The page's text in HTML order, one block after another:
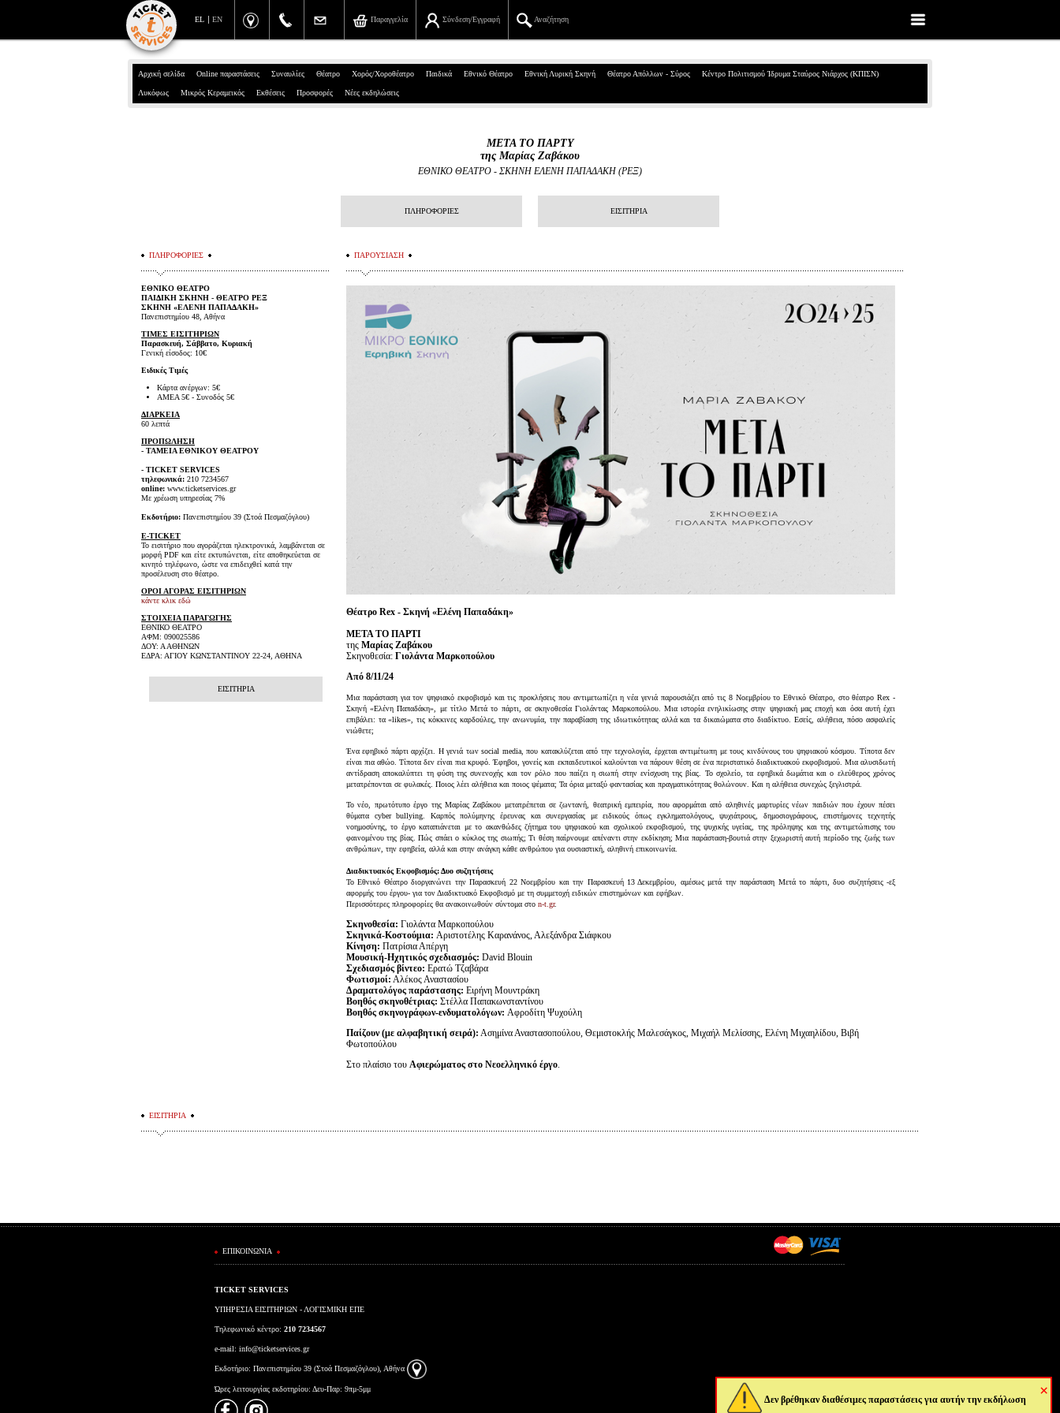
EN
EL Αναζήτηση
Σύνδεση/Εγγραφή
Παραγγελία
Πανεπιστημίου 39, Αθήνα
Αναζήτηση
Σύνδεση/Εγγραφή
Παραγγελία
Πληροφορίες
Αρχική σελίδα Online παραστάσεις Συναυλίες Θέατρο Χορός/Χοροθέατρο Παιδικά Εθνικό Θέατρο Εθνική Λυρική Σκηνή Θέατρο Απόλλων - Σύρος Κέντρο Πολιτισμού Ίδρυμα Σταύρος Νιάρχος (ΚΠΙΣΝ)
Λυκόφως Μικρός Κεραμεικός Εκθέσεις Προσφορές Νέες εκδηλώσεις
ΜΕΤΑ ΤΟ ΠΑΡΤΥ
της Μαρίας Ζαβάκου
×
Δεν βρέθηκαν διαθέσιμες παραστάσεις για αυτήν την εκδήλωση
ΕΘΝΙΚΟ ΘΕΑΤΡΟ - ΣΚΗΝΗ ΕΛΕΝΗ ΠΑΠΑΔΑΚΗ (ΡΕΞ)
ΠΛΗΡΟΦΟΡΙΕΣ ΕΙΣΙΤΗΡΙΑ
ΠΑΡΟΥΣΙΑΣΗ
Θέατρο Rex - Σκηνή «Ελένη Παπαδάκη»
ΜΕΤΑ ΤΟ ΠΑΡΤΙ
της Μαρίας Ζαβάκου
Σκηνοθεσία: Γιολάντα Μαρκοπούλου
Από 8/11/24
Μια παράσταση για τον ψηφιακό εκφοβισμό και τις προκλήσεις που αντιμετωπίζει η νέα γενιά παρουσιάζει από τις 8 Νοεμβρίου το Εθνικό Θέατρο, στο θέατρο Rex -
Σκηνή «Ελένη Παπαδάκη», με τίτλο Μετά το πάρτι, σε σκηνοθεσία Γιολάντας Μαρκοπούλου. Μια ιστορία ενηλικίωσης στην ψηφιακή μας εποχή και όσα αυτή έχει
επιβάλει: τα «likes», τις κόκκινες καρδούλες, την ανωνυμία, την παραβίαση της ιδιωτικότητας αλλά και τα δικαιώματα στο διαδίκτυο. Εσείς, αλήθεια, πόσο ασφαλείς
νιώθετε;
Ένα εφηβικό πάρτι αρχίζει. Η γενιά των social media, που κατακλύζεται από την τεχνολογία, έρχεται αντιμέτωπη με τους κινδύνους του ψηφιακού κόσμου. Τίποτα δεν
είναι πια αθώο. Τίποτα δεν είναι πια κρυφό. Έφηβοι, γονείς και εκπαιδευτικοί καλούνται να πάρουν θέση σε ένα περιστατικό διαδικτυακού εκφοβισμού. Μια αλυσιδωτή
αντίδραση αποκαλύπτει τη φύση της συνενοχής και τον ρόλο που παίζει η σιωπή στην ενίσχυση της βίας. Το σχολείο, τα εφηβικά δωμάτια και ο ελεύθερος χρόνος
μετατρέπονται σε φυλακές. Ποιος λέει αλήθεια και ποιος ψέματα; Τα όρια μεταξύ φαντασίας και πραγματικότητας θολώνουν. Και η αλήθεια συνεχώς ξεγλιστρά.
Το νέο, πρωτότυπο έργο της Μαρίας Ζαβάκου μετατρέπεται σε ζωντανή, θεατρική εμπειρία, που αφορμάται από αληθινές μαρτυρίες νέων παιδιών που έχουν πέσει
θύματα cyber bullying. Καρπός πολύμηνης έρευνας και συνεργασίας με ειδικούς όπως εγκληματολόγους, ψυχιάτρους, δημοσιογράφους, επιστήμονες τεχνητής
νοημοσύνης, το έργο καταπιάνεται με το ακανθώδες ζήτημα του ψηφιακού και σχολικού εκφοβισμού, της ψυχικής υγείας, της πρόληψης και της αντιμετώπισης του
φαινομένου της βίας. Πώς σπάει ο κύκλος της σιωπής; Τι θέση παίρνουμε απέναντι στην εκδίκηση; Μια παράσταση-βουτιά στην ξεχωριστή αυτή περίοδο της ζωής των
ανθρώπων, την εφηβεία, αλλά και στην ανάγκη κάθε ανθρώπου για ουσιαστική, αληθινή επικοινωνία.
Διαδικτυακός Εκφοβισμός: Δυο συζητήσεις
Το Εθνικό Θέατρο διοργανώνει την Παρασκευή 22 Νοεμβρίου και την Παρασκευή 13 Δεκεμβρίου, αμέσως μετά την παράσταση Μετά το πάρτι, δυο συζητήσεις -εξ
αφορμής του έργου- για τον Διαδικτυακό Εκφοβισμό με τη συμμετοχή ειδικών επιστημόνων και εφήβων.
Περισσότερες πληροφορίες θα ανακοινωθούν σύντομα στο n-t.gr.
Σκηνοθεσία: Γιολάντα Μαρκοπούλου
Σκηνικά-Κοστούμια: Αριστοτέλης Καρανάνος, Αλεξάνδρα Σιάφκου
Κίνηση: Πατρίσια Απέργη
Μουσική-Ηχητικός σχεδιασμός: David Blouin
Σχεδιασμός βίντεο: Ερατώ Τζαβάρα
Φωτισμοί: Αλέκος Αναστασίου
Δραματολόγος παράστασης: Ειρήνη Μουντράκη
Βοηθός σκηνοθέτριας: Στέλλα Παπακωνσταντίνου
Βοηθός σκηνογράφων-ενδυματολόγων: Αφροδίτη Ψυχούλη
Παίζουν (με αλφαβητική σειρά): Ασημίνα Αναστασοπούλου, Θεμιστοκλής Μαλεσάγκος, Μιχαήλ Μελίσσης, Ελένη Μιχαηλίδου, Βιβή
Φωτοπούλου
Στο πλαίσιο του Αφιερώματος στο Νεοελληνικό έργο
ΠΛΗΡΟΦΟΡΙΕΣ
ΕΘΝΙΚΟ ΘΕΑΤΡΟ
ΠΑΙΔΙΚΗ ΣΚΗΝΗ - ΘΕΑΤΡΟ ΡΕΞ
ΣΚΗΝΗ «ΕΛΕΝΗ ΠΑΠΑΔΑΚΗ»
Πανεπιστημίου 48, Αθήνα
ΤΙΜΕΣ ΕΙΣΙΤΗΡΙΩΝ
Παρασκευή, Σάββατο, Κυριακή
Γενική είσοδος: 10€
Ειδικές Τιμές
Κάρτα ανέργων: 5€
ΑΜΕΑ 5€ - Συνοδός 5€
ΔΙΑΡΚΕΙΑ
60 λεπτά
ΠΡΟΠΩΛΗΣΗ
- ΤΑΜΕΙΑ ΕΘΝΙΚΟΥ ΘΕΑΤΡΟΥ
- TICKET SERVICES
τηλεφωνικά: 210 7234567
online: www.ticketservices.gr
Με χρέωση υπηρεσίας 7%
Εκδοτήριο: Πανεπιστημίου 39 (Στοά Πεσμαζόγλου)
E-TICKET
Το εισιτήριο που αγοράζεται ηλεκτρονικά, λαμβάνεται σε
μορφή PDF και είτε εκτυπώνεται, είτε αποθηκεύεται σε
κινητό τηλέφωνο, ώστε να επιδειχθεί κατά την
προσέλευση στο θέατρο.
ΟΡΟΙ ΑΓΟΡΑΣ ΕΙΣΙΤΗΡΙΩΝ
κάντε κλικ εδώ
ΣΤΟΙΧΕΙΑ ΠΑΡΑΓΩΓΗΣ
ΕΘΝΙΚΟ ΘΕΑΤΡΟ
ΑΦΜ: 090025586
ΔΟΥ: Α ΑΘΗΝΩΝ
ΕΔΡΑ: ΑΓΙΟΥ ΚΩΝΣΤΑΝΤΙΝΟΥ 22-24, ΑΘΗΝΑ
ΕΙΣΙΤΗΡΙΑ
ΕΙΣΙΤΗΡΙΑ
ΕΠΙΚΟΙΝΩΝΙΑ
TICKET SERVICES
ΥΠΗΡΕΣΙΑ ΕΙΣΙΤΗΡΙΩΝ - ΛΟΓΙΣΜΙΚΗ ΕΠΕ
Τηλεφωνικό κέντρο: 210 7234567
e-mail: info@ticketservices.gr
Εκδοτήριο: Πανεπιστημίου 39 (Στοά Πεσμαζόγλου), Αθήνα
Ώρες λειτουργίας εκδοτηρίου: Δευ-Παρ: 9πμ-5μμ